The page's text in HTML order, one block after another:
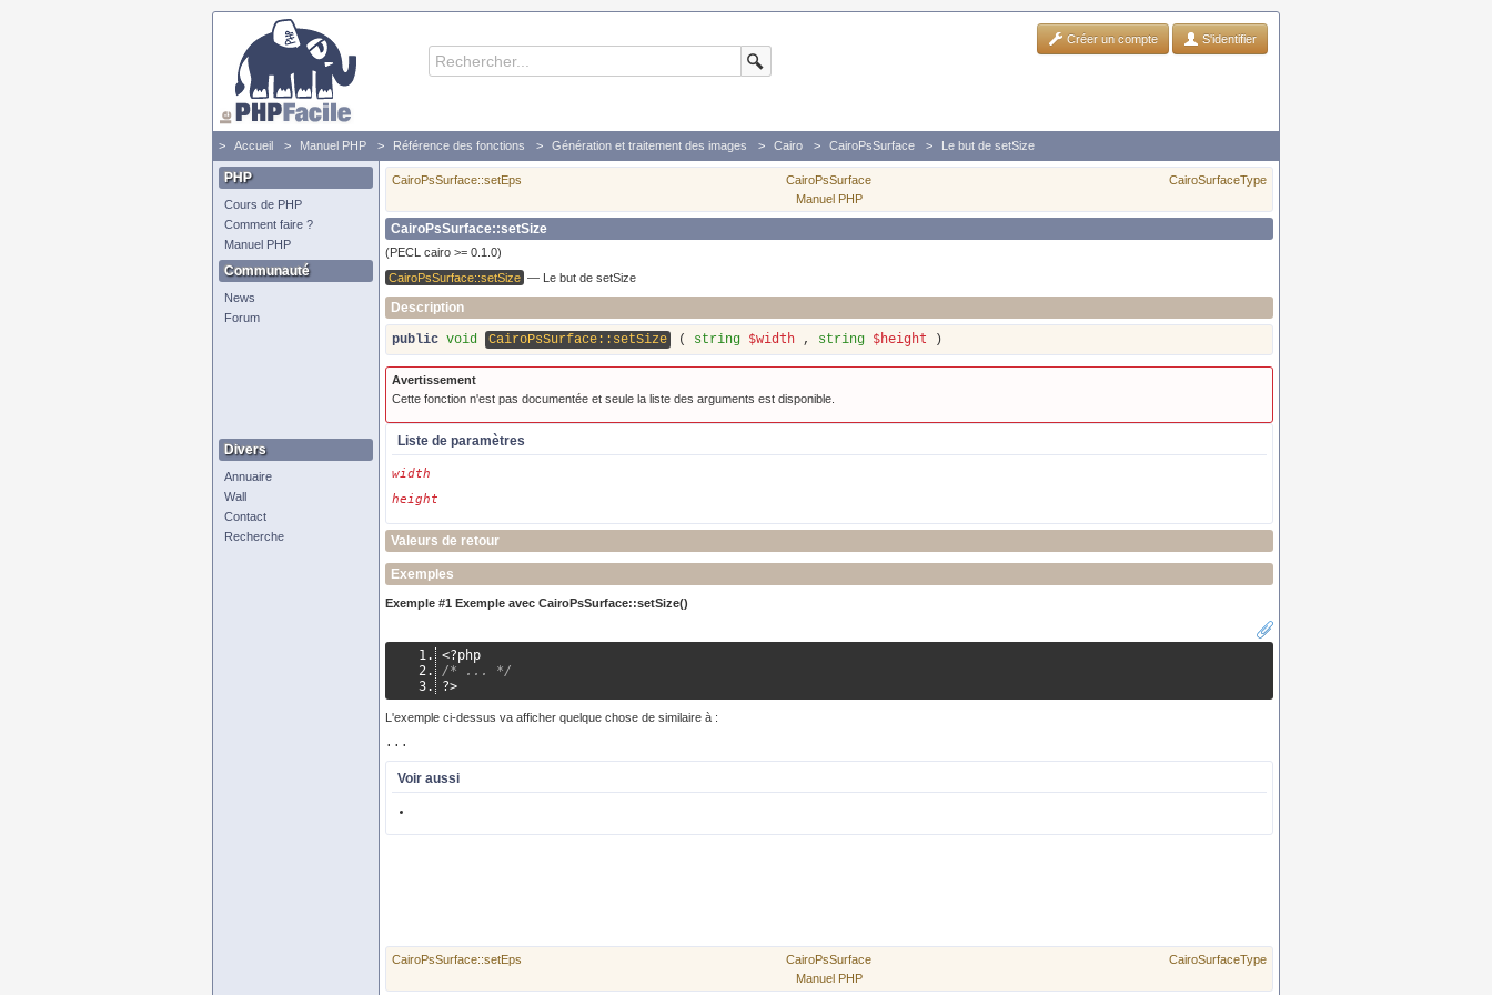
Créer un compte S'identifier
Accueil Manuel PHP Référence des fonctions Génération et traitement des images Cairo CairoPsSurface Le but de setSize
PHP
Cours de PHP
Comment faire ?
Manuel PHP
Communauté
News
Forum
Divers
Annuaire
Wall
Contact
Recherche
CairoPsSurface::setEps CairoPsSurface
CairoSurfaceType
Manuel PHP
CairoPsSurface::setSize
(PECL cairo >= 0.1.0)
CairoPsSurface::setSize — Le but de setSize
Description
public void CairoPsSurface::setSize ( string $width , string $height )
Avertissement
Cette fonction n'est pas documentée et seule la liste des arguments est disponible.
Liste de paramètres
width
height
Valeurs de retour
Exemples
Exemple #1 Exemple avec CairoPsSurface::setSize()
<?php
/* ... */
?>
L'exemple ci-dessus va afficher quelque chose de similaire à :
Voir aussi
CairoPsSurface::setEps CairoPsSurface
CairoSurfaceType
Manuel PHP